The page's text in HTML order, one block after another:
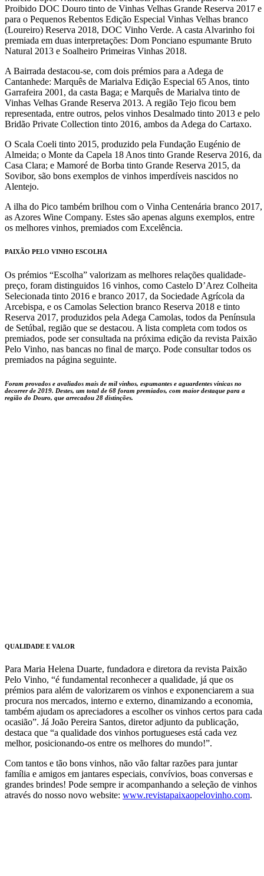
Proibido DOC Douro tinto de Vinhas Velhas Grande Reserva 2017 e
para o Pequenos Rebentos Edição Especial Vinhas Velhas branco
(Loureiro) Reserva 2018, DOC Vinho Verde. A casta Alvarinho foi
premiada em duas interpretações: Dom Ponciano espumante Bruto
Natural 2013 e Soalheiro Primeiras Vinhas 2018.
A Bairrada destacou-se, com dois prémios para a Adega de
Cantanhede: Marquês de Marialva Edição Especial 65 Anos, tinto
Garrafeira 2001, da casta Baga; e Marquês de Marialva tinto de
Vinhas Velhas Grande Reserva 2013. A região Tejo ficou bem
representada, entre outros, pelos vinhos Desalmado tinto 2013 e pelo
Bridão Private Collection tinto 2016, ambos da Adega do Cartaxo.
O Scala Coeli tinto 2015, produzido pela Fundação Eugénio de
Almeida; o Monte da Capela 18 Anos tinto Grande Reserva 2016, da
Casa Clara; e Mamoré de Borba tinto Grande Reserva 2015, da
Sovibor, são bons exemplos de vinhos imperdíveis nascidos no
Alentejo.
A ilha do Pico também brilhou com o Vinha Centenária branco 2017,
as Azores Wine Company. Estes são apenas alguns exemplos, entre
os melhores vinhos, premiados com Excelência.
PAIXÃO PELO VINHO ESCOLHA
Os prémios “Escolha” valorizam as melhores relações qualidade-
preço, foram distinguidos 16 vinhos, como Castelo D’Arez Colheita
Selecionada tinto 2016 e branco 2017, da Sociedade Agrícola da
Arcebispa, e os Camolas Selection branco Reserva 2018 e tinto
Reserva 2017, produzidos pela Adega Camolas, todos da Península
de Setúbal, região que se destacou. A lista completa com todos os
premiados, pode ser consultada na próxima edição da revista Paixão
Pelo Vinho, nas bancas no final de março. Pode consultar todos os
premiados na página seguinte.
Foram provados e avaliados mais de mil vinhos, espumantes e aguardentes vínicas no
decorrer de 2019. Destes, um total de 68 foram premiados, com maior destaque para a
região do Douro, que arrecadou 28 distinções.
QUALIDADE E VALOR
Para Maria Helena Duarte, fundadora e diretora da revista Paixão
Pelo Vinho, “é fundamental reconhecer a qualidade, já que os
prémios para além de valorizarem os vinhos e exponenciarem a sua
procura nos mercados, interno e externo, dinamizando a economia,
também ajudam os apreciadores a escolher os vinhos certos para cada
ocasião”. Já João Pereira Santos, diretor adjunto da publicação,
destaca que “a qualidade dos vinhos portugueses está cada vez
melhor, posicionando-os entre os melhores do mundo!”.
Com tantos e tão bons vinhos, não vão faltar razões para juntar
família e amigos em jantares especiais, convívios, boas conversas e
grandes brindes! Pode sempre ir acompanhando a seleção de vinhos
através do nosso novo website: www.revistapaixaopelovinho.com.